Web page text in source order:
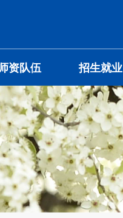
资队伍 招生就业